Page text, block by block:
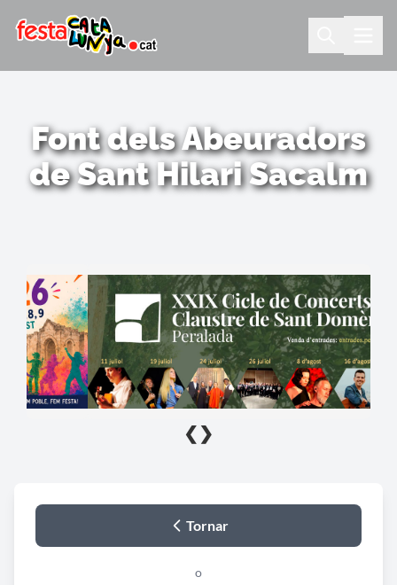
Font dels Abeuradors
de Sant Hilari Sacalm
❮ ❯
Tornar
o